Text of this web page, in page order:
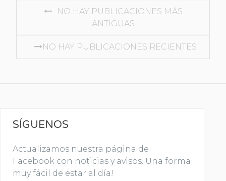
NAVEGACIÓN DE ENTRADAS
NO HAY PUBLICACIONES MÁS
ANTIGUAS
NO HAY PUBLICACIONES RECIENTES
SÍGUENOS
Actualizamos nuestra página de
Facebook con noticias y avisos. Una forma
muy fácil de estar al día!